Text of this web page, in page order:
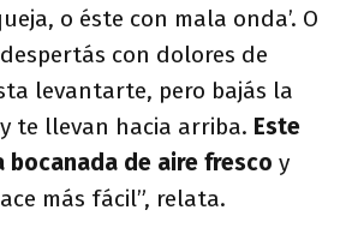
o éste con mala onda’. O
con dolores de
levantarte, pero bajás la
te llevan hacia arriba. Este
bocanada de aire fresco y
más fácil”, relata.